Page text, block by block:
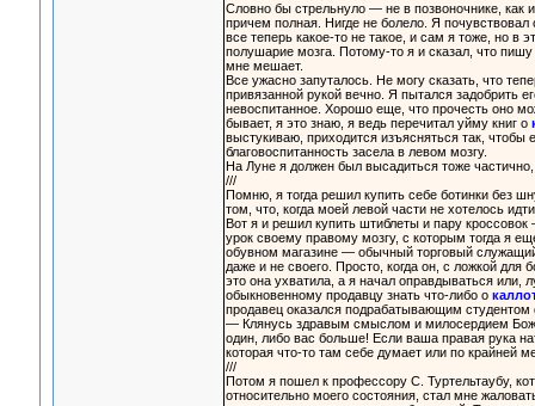
Словно бы стрельнуло — не в позвоночнике,
причем полная. Нигде не болело. Я
все теперь какое-то не такое, и сам я тоже, но в
полушарие мозга. Потому-то я и сказал, что
мне мешает.
Все ужасно запуталось. Не могу сказать, что
привязанной рукой вечно. Я пытался задобрить
невоспитанное. Хорошо еще, что прочесть оно
бывает, я это знаю, я ведь перечитал уйму книг о
выстукиваю, приходится изъясняться так, чтобы
благовоспитанность засела в левом мозгу.
На Луне я должен был высадиться тоже
///
Помню, я тогда решил купить себе ботинки без
том, что, когда моей левой части не хотелось
Вот я и решил купить штиблеты и пару
урок своему правому мозгу, с которым тогда я
обувном магазине — обычный торговый
даже и не своего. Просто, когда он, с ложкой для
это она ухватила, а я начал оправдываться или,
обыкновенному продавцу знать что-либо о
продавец оказался подрабатывающим
— Клянусь здравым смыслом и милосердием
один, либо вас больше! Если ваша правая рука
которая что-то там себе думает или по крайней
///
Потом я пошел к профессору С. Туртельтаубу,
относительно моего состояния, стал мне